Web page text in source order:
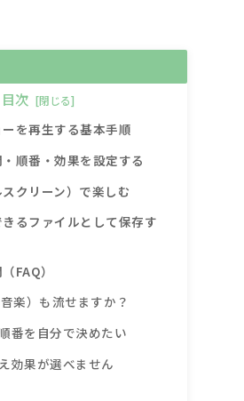
目次
を再生する基本手順
順番・効果を設定する
クリーン）で楽しむ
るファイルとして保存す
FAQ）
楽）も流せますか？
番を自分で決めたい
効果が選べません